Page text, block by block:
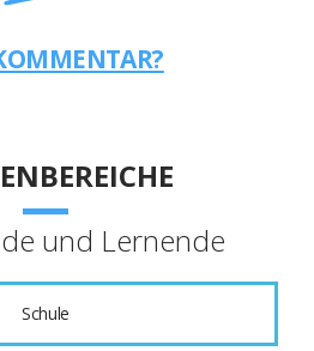
und Lernende
Schule